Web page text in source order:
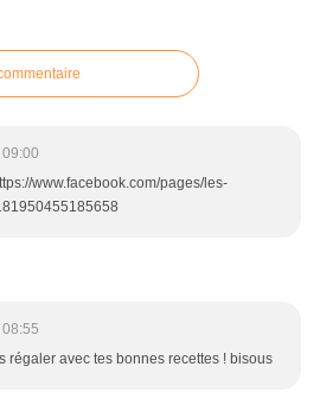
www.facebook.com/pages/les-
régaler avec tes bonnes recettes ! bisous